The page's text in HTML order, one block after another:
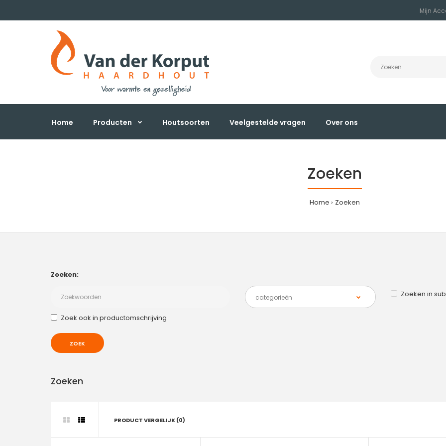
Mijn
Home Producten Houtsoorten Veelgestelde vragen Over ons
Zoeken
Home Zoeken
Zoeken:
Zoeken in
Zoek ook in productomschrijving
Zoeken
PRODUCT VERGELIJK (0)